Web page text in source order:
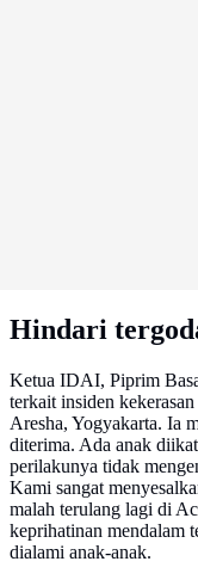
Hindari
Ketua IDAI, Piprim
terkait insiden
Aresha, Yogyakarta. Ia
diterima. Ada anak
perilakunya tidak
Kami sangat
malah terulang lagi di
keprihatinan mendalam
dialami anak-anak.